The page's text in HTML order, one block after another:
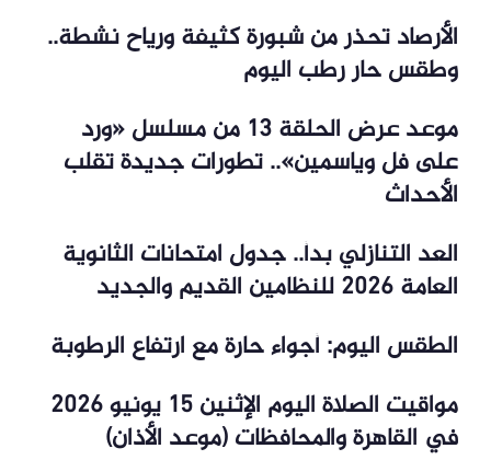
الأرصاد تحذر من شبورة كثيفة ورياح نشطة..
وطقس حار رطب اليوم
موعد عرض الحلقة 13 من مسلسل «ورد
على فل وياسمين».. تطورات جديدة تقلب
الأحداث
العد التنازلي بدأ.. جدول امتحانات الثانوية
العامة 2026 للنظامين القديم والجديد
الطقس اليوم: أجواء حارة مع ارتفاع الرطوبة
مواقيت الصلاة اليوم الإثنين 15 يونيو 2026
في القاهرة والمحافظات (موعد الأذان)